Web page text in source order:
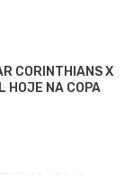
CORINTHIANS X
HOJE NA COPA